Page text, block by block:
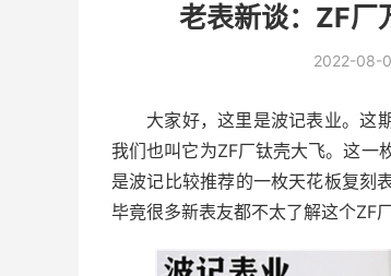
老表新谈：ZF
2022-08-
大家好，这里是波记表业。这
我们也叫它为ZF厂钛壳大飞。这一
是波记比较推荐的一枚天花板复刻
毕竟很多新表友都不太了解这个ZF